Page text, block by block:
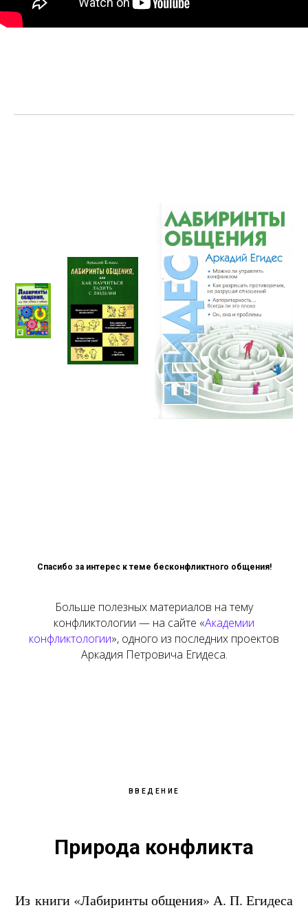
Спасибо за интерес к теме бесконфликтного общения!
Больше полезных материалов на тему
конфликтологии — на сайте «Академии
конфликтологии», одного из последних проектов
Аркадия Петровича Егидеса.
ВВЕДЕНИЕ
Природа конфликта
Из книги «Лабиринты общения» А. П. Егидеса